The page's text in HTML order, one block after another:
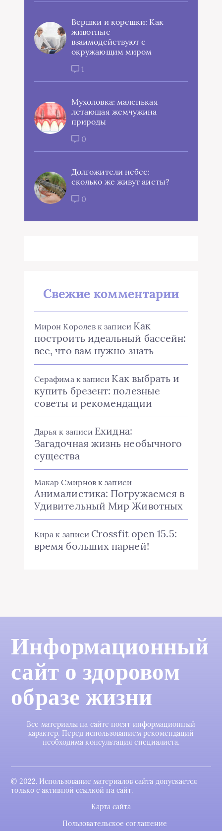
Вершки и корешки: Как
животные
взаимодействуют с
окружающим миром
1
Мухоловка: маленькая
летающая жемчужина
природы
0
Долгожители небес:
сколько же живут аисты?
0
Свежие комментарии
Мирон Королев к записи Как
построить идеальный бассейн:
все, что вам нужно знать
Серафима к записи Как выбрать и
купить брезент: полезные
советы и рекомендации
Дарья к записи Ехидна:
Загадочная жизнь необычного
существа
Макар Смирнов к записи
Анималистика: Погружаемся в
Удивительный Мир Животных
Кира к записи Crossfit open 15.5:
время больших парней!
Информационный
сайт о здоровом
образе жизни
Все материалы на сайте носят информационный
характер. Перед использованием рекомендаций
необходима консультация специалиста.
© 2022. Использование материалов сайта допускается
только с активной ссылкой на сайт.
Карта сайта
Пользовательское соглашение